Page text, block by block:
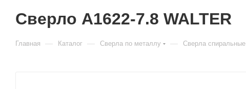
Сверло A1622-7.8 WALTER
Главная — Каталог — Сверла по металлу — Сверла спиральные